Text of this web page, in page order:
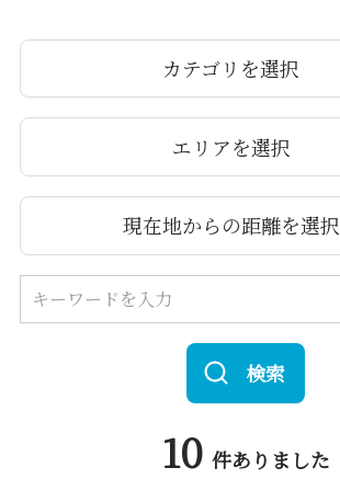
カテゴリを選択
エリアを選択
現在地からの距離を選択
検索
10 件ありました